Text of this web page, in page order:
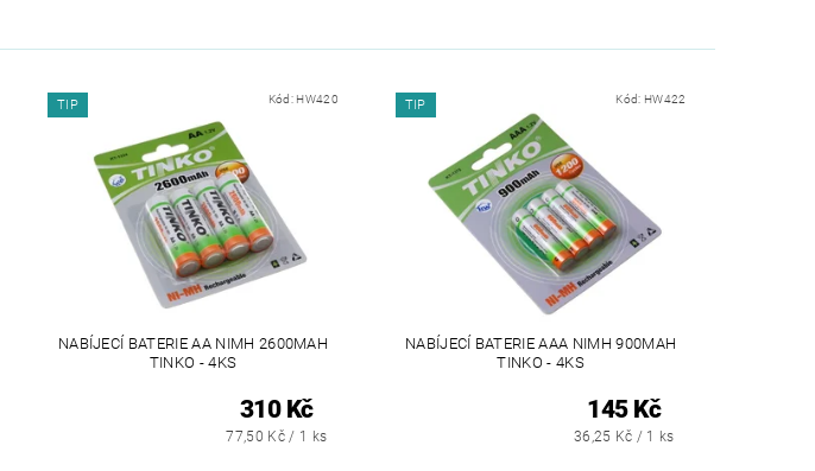
TIP Kód: HW420
NABÍJECÍ BATERIE AA NIMH 2600MAH
TINKO - 4KS
310 Kč
77,50 Kč / 1 ks
TIP Kód: HW422
NABÍJECÍ BATERIE AAA NIMH 900MAH
TINKO - 4KS
145 Kč
36,25 Kč / 1 ks